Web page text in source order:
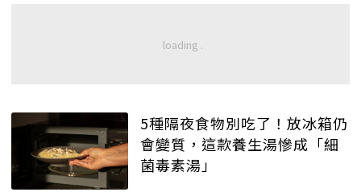
5種隔夜食物別吃了！放冰箱仍
會變質，這款養生湯慘成「細
菌毒素湯」